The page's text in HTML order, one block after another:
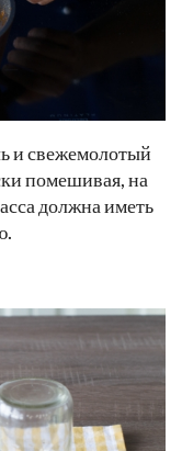
и свежемолотый
помешивая, на
должна иметь